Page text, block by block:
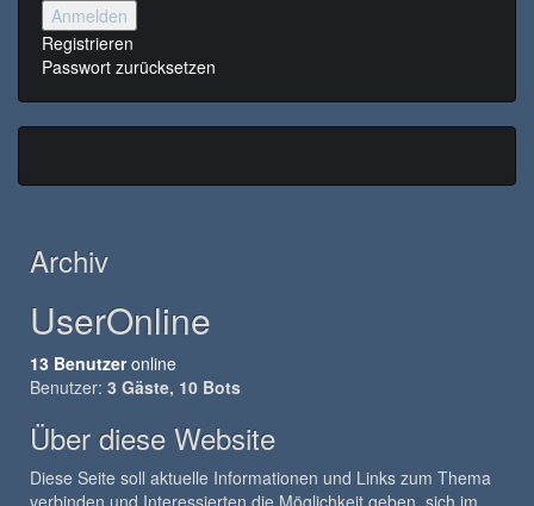
Anmelden
Registrieren
Passwort zurücksetzen
Archiv
UserOnline
13 Benutzeronline
Benutzer: 3 Gäste, 10 Bots
Über diese Website
Diese Seite soll aktuelle Informationen und Links zum Thema
verbinden und Interessierten die Möglichkeit geben, sich im